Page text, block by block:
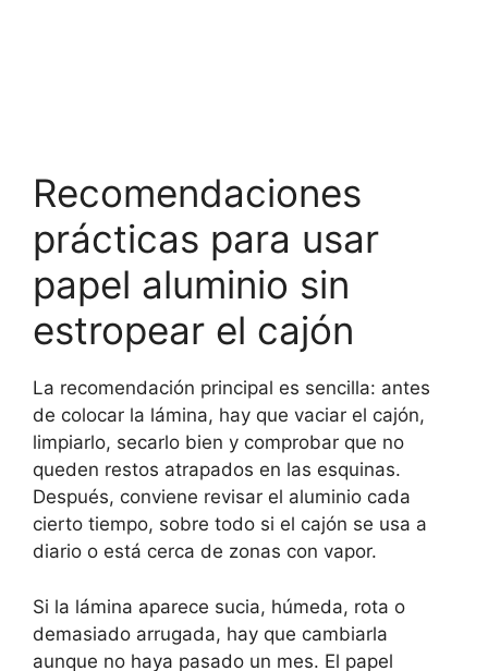
Recomendaciones
prácticas para usar
papel aluminio sin
estropear el cajón
La recomendación principal es sencilla: antes
de colocar la lámina, hay que vaciar el cajón,
limpiarlo, secarlo bien y comprobar que no
queden restos atrapados en las esquinas.
Después, conviene revisar el aluminio cada
cierto tiempo, sobre todo si el cajón se usa a
diario o está cerca de zonas con vapor.
Si la lámina aparece sucia, húmeda, rota o
demasiado arrugada, hay que cambiarla
aunque no haya pasado un mes. El papel